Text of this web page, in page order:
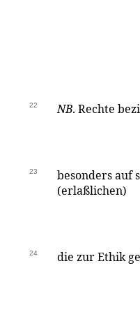
22 NB. Rechte
23
besonders auf
(erlaßlichen)
24 die zur Ethik